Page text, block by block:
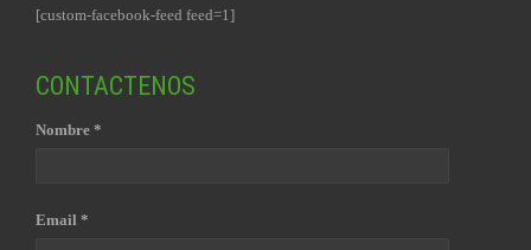
[custom-facebook-feed feed=1]
CONTACTENOS
Nombre *
Email *